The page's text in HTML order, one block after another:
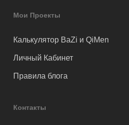
Мои Проекты
Калькулятор BaZi и QiMen
Личный Кабинет
Правила блога
Контакты